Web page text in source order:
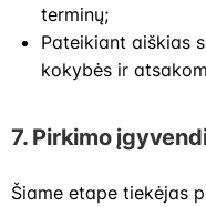
terminų;
Pateikiant aiškias
kokybės ir
7. Pirkimo
Šiame etape tiekėjas